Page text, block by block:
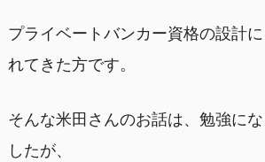
プライベートバンカー資格の設計
れてきた方です。
そんな米田さんのお話は、勉強に
したが、